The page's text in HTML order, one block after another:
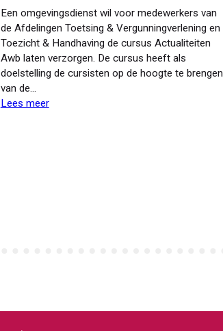
Een omgevingsdienst wil voor medewerkers van
de Afdelingen Toetsing & Vergunningverlening en
Toezicht & Handhaving de cursus Actualiteiten
Awb laten verzorgen. De cursus heeft als
doelstelling de cursisten op de hoogte te brengen
van de…
Lees meerover